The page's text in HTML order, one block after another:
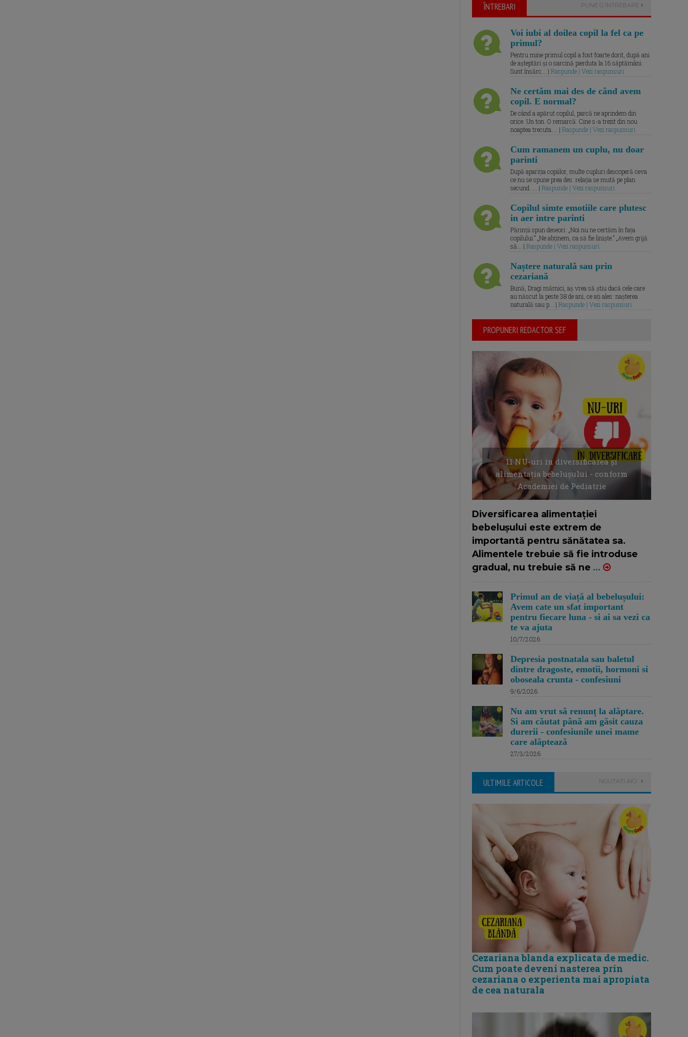
ÎNTREBARI PUNE O ÎNTREBARE
Voi iubi al doilea copil la fel ca pe
primul?
Pentru mine primul copil a fost foarte dorit, după ani
de așteptări și o sarcină pierduta la 16 săptămâni.
Sunt însărc... | Raspunde | Vezi raspunsuri
Ne certăm mai des de când avem
copil. E normal?
De când a apărut copilul, parcă ne aprindem din
orice. Un ton. O remarcă. Cine s-a trezit din nou
noaptea trecuta.... | Raspunde | Vezi raspunsuri
Cum ramanem un cuplu, nu doar
parinti
După apariția copiilor, multe cupluri descoperă ceva
ce nu se spune prea des: relația se mută pe plan
secund. ... | Raspunde | Vezi raspunsuri
Copilul simte emotiile care plutesc
in aer intre parinti
Părinții spun deseori: „Noi nu ne certăm în fața
copilului.” „Ne abținem, ca să fie liniște.” „Avem grijă
să... | Raspunde | Vezi raspunsuri
Naștere naturală sau prin
cezariană
Bună, Dragi mămici, aș vrea să știu dacă cele care
au născut la peste 38 de ani, ce ați ales: nașterea
naturală sau p... | Raspunde | Vezi raspunsuri
PROPUNERI REDACTOR SEF
11 NU-uri in diversificarea și
alimentația bebelușului - conform
Academiei de Pediatrie
Diversificarea alimentației
bebelușului este extrem de
importantă pentru sănătatea sa.
Alimentele trebuie să fie introduse
gradual, nu trebuie să ne ...
Primul an de viață al bebelușului:
Avem cate un sfat important
pentru fiecare luna - si ai sa vezi ca
te va ajuta
10/7/2026
Depresia postnatala sau baletul
dintre dragoste, emotii, hormoni si
oboseala crunta - confesiuni
9/6/2026
Nu am vrut să renunț la alăptare.
Si am căutat până am găsit cauza
durerii - confesiunile unei mame
care alăptează
27/3/2026
ULTIMILE ARTICOLE NOUTATI AICI
Cezariana blanda explicata de medic.
Cum poate deveni nasterea prin
cezariana o experienta mai apropiata
de cea naturala